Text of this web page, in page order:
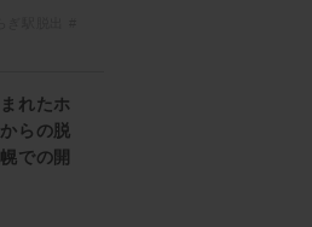
れたホ
らの脱
での開